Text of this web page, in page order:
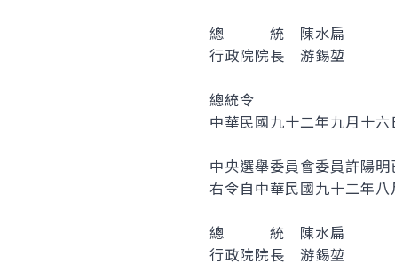
總 統 陳水扁
行政院院長 游錫堃
總統令
中華民國九十二年九月十六
中央選舉委員會委員許陽
右令自中華民國九十二年八
總 統 陳水扁
行政院院長 游錫堃